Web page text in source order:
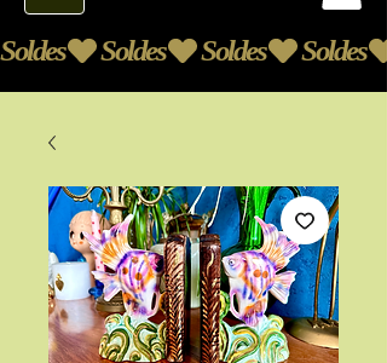
Soldes